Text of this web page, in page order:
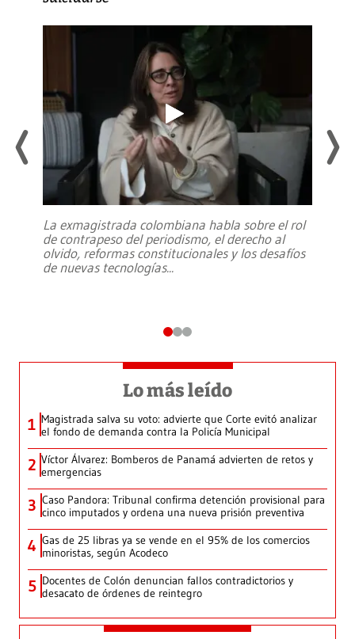
La exmagistrada colombiana habla sobre el rol
de contrapeso del periodismo, el derecho al
olvido, reformas constitucionales y los desafíos
de nuevas tecnologías...
Lo más leído
1 Magistrada salva su voto: advierte que Corte evitó analizar
el fondo de demanda contra la Policía Municipal
2 Víctor Álvarez: Bomberos de Panamá advierten de retos y
emergencias
3 Caso Pandora: Tribunal confirma detención provisional para
cinco imputados y ordena una nueva prisión preventiva
4 Gas de 25 libras ya se vende en el 95% de los comercios
minoristas, según Acodeco
5 Docentes de Colón denuncian fallos contradictorios y
desacato de órdenes de reintegro